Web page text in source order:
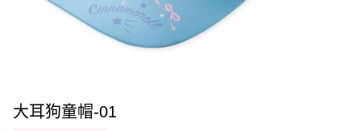
大耳狗童帽-01